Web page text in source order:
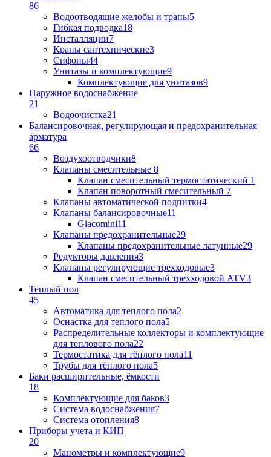
86
Водоотводящие желобы и трапы5
Гибкая подводка18
Инсталляции7
Краны сантехнические3
Сифоны44
Унитазы и комплектующие9
Комплектующие для унитазов9
Наружное водоснабжение
21
Водоочистка21
Балансировочная, регулирующая и предохранительная
арматура
66
Воздухоотводчики8
Клапаны cмесительные 8
Клапан cмесительный термостатический 1
Клапан поворотный cмесительный 7
Клапаны автоматической подпитки4
Клапаны балансировочные11
Giacomini11
Клапаны предохранительные29
Клапаны предохранительные латунные29
Редукторы давления3
Клапаны регулирующие трехходовые3
Клапан смесительный трехходовой ATV3
Теплый пол
45
Автоматика для теплого пола2
Оснастка для теплого пола5
Распределительные коллекторы и комплектующие
для теплового пола22
Термостатика для тёплого пола11
Трубы для тёплого пола5
Баки расширительные, ёмкости
18
Комплектующие для баков3
Система водоснабжения7
Система отопления8
Приборы учета и КИП
20
Манометры и комплектующие9